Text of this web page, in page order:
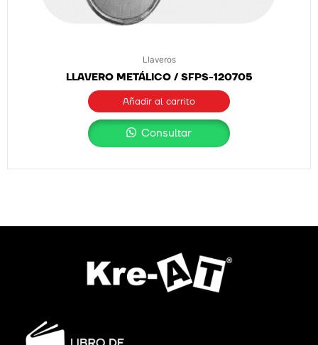
Llaveros
LLAVERO METÁLICO / SFPS-120705
Añadir al carrito
Consultar